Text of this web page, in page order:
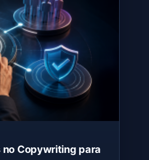
no Copywriting para